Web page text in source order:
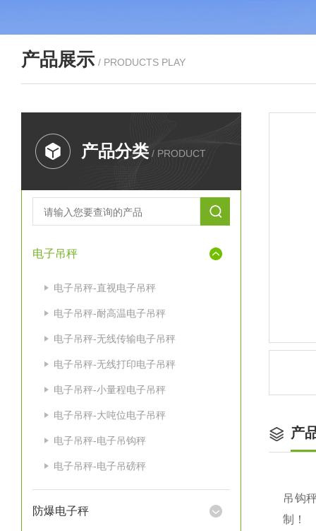
产品展示 / PRODUCTS PLAY
产品分类 / PRODUCT
电子吊秤
电子吊秤-直视电子吊秤
电子吊秤-耐高温电子吊秤
电子吊秤-无线传输电子吊秤
电子吊秤-无线打印电子吊秤
电子吊秤-小量程电子吊秤
电子吊秤-大吨位电子吊秤
电子吊秤-电子吊钩秤
电子吊秤-电子吊磅秤
防爆电子秤
产
吊钩
制！